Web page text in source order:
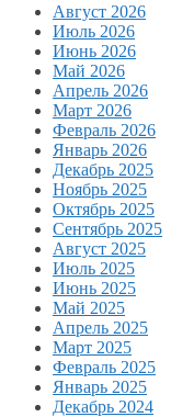
Август 2026
Июль 2026
Июнь 2026
Май 2026
Апрель 2026
Март 2026
Февраль 2026
Январь 2026
Декабрь 2025
Ноябрь 2025
Октябрь 2025
Сентябрь 2025
Август 2025
Июль 2025
Июнь 2025
Май 2025
Апрель 2025
Март 2025
Февраль 2025
Январь 2025
Декабрь 2024